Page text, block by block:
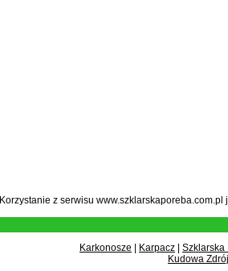
Korzystanie z serwisu
Karkonosze Karpacz
Szklarska
Kudowa